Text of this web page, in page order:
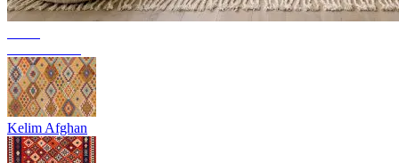
Kelim Afghan